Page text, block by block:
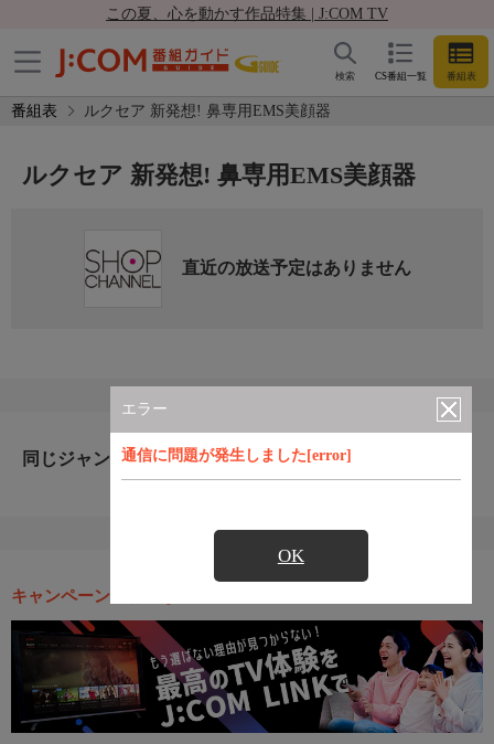
この夏、心を動かす作品特集 | J:COM TV
CS番組一覧 番組表
検索
番組表 ルクセア 新発想! 鼻専用EMS美顔器
エラー
通信に問題が発生しました[error]
OK
ルクセア 新発想! 鼻専用EMS美顔器
直近の放送予定はありません
同じジャンルのおすすめ番組
キャンペーン・お得な情報